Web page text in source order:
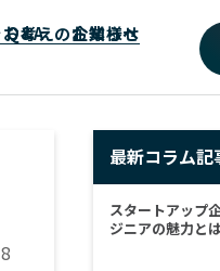
Q&A お知らせ
考えの企業様へ
最新コラム記
スタートアップ
ジニアの魅力と